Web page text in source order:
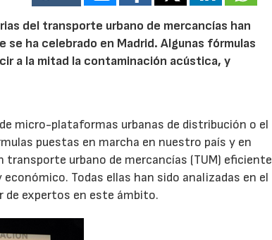
del transporte urbano de mercancías han
se ha celebrado en Madrid. Algunas fórmulas
a la mitad la contaminación acústica, y
micro-plataformas urbanas de distribución o el
puestas en marcha en nuestro país y en
transporte urbano de mercancías (TUM) eficiente
Todas ellas han sido analizadas en el
de expertos en este ámbito.